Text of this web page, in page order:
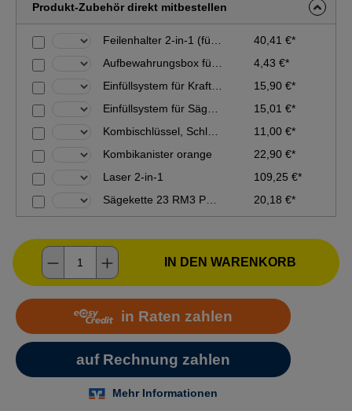
Produkt-Zubehör direkt mitbestellen
40,41 €*
4,43 €*
15,90 €*
15,01 €*
11,00 €*
Kombikanister orange
22,90 €*
Laser 2-in-1
109,25 €*
20,18 €*
Produkt Anzahl: Gib den gewünschten
IN DEN WARENKORB